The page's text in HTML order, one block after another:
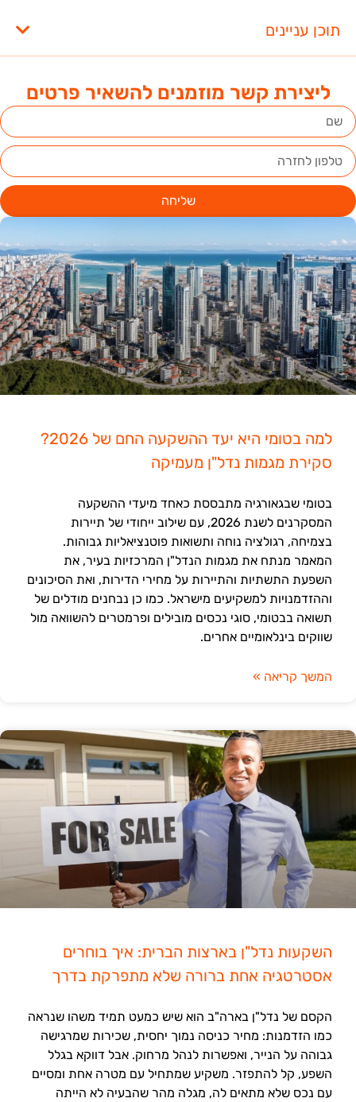
ליצירת קשר מוזמנים להשאיר פרטים
שליחה
למה בטומי היא יעד ההשקעה החם של 2026?
סקירת מגמות נדל"ן מעמיקה
בטומי שבגאורגיה מתבססת כאחד מיעדי ההשקעה
המסקרנים לשנת 2026, עם שילוב ייחודי של תיירות
בצמיחה, רגולציה נוחה ותשואות פוטנציאליות גבוהות.
המאמר מנתח את מגמות הנדל"ן המרכזיות בעיר, את
השפעת התשתיות והתיירות על מחירי הדירות, ואת הסיכונים
וההזדמנויות למשקיעים מישראל. כמו כן נבחנים מודלים של
תשואה בבטומי, סוגי נכסים מובילים ופרמטרים להשוואה מול
שווקים בינלאומיים אחרים.
המשך קריאה »
השקעות נדל"ן בארצות הברית: איך בוחרים
אסטרטגיה אחת ברורה שלא מתפרקת בדרך
הקסם של נדל"ן בארה"ב הוא שיש כמעט תמיד משהו שנראה
כמו הזדמנות: מחיר כניסה נמוך יחסית, שכירות שמרגישה
גבוהה על הנייר, ואפשרות לנהל מרחוק. אבל דווקא בגלל
השפע, קל להתפזר. משקיע שמתחיל עם מטרה אחת ומסיים
עם נכס שלא מתאים לה, מגלה מהר שהבעיה לא הייתה
תוכן עניינים